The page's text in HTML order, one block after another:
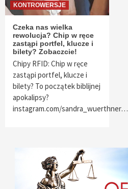
KONTROWERSJE
Czeka nas wielka
rewolucja? Chip w ręce
zastąpi portfel, klucze i
bilety? Zobaczcie!
Chipy RFID: Chip w ręce
zastąpi portfel, klucze i
bilety? To początek biblijnej
apokalipsy?
instagram.com/sandra_wuerthner…